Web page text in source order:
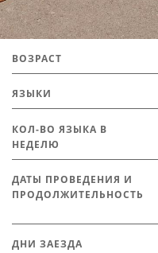
ВОЗРАСТ
ЯЗЫКИ
КОЛ-ВО ЯЗЫКА В
НЕДЕЛЮ
ДАТЫ ПРОВЕДЕНИЯ И
ПРОДОЛЖИТЕЛЬНОСТЬ
ДНИ ЗАЕЗДА